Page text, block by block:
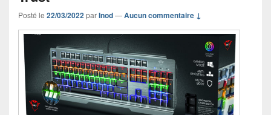
Posté le 22/03/2022parInod—Aucun commentaire ↓